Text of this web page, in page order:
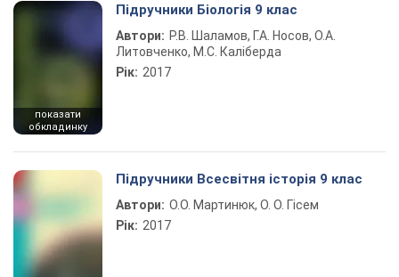
показати
обкладинку
Підручники Біологія 9 клас
Автори: Р.В. Шаламов, Г.А. Носов, О.А.
Литовченко, М.С. Каліберда
Рік: 2017
Підручники Всесвітня історія 9 клас
Автори: О.О. Мартинюк, О. О. Гісем
Рік: 2017